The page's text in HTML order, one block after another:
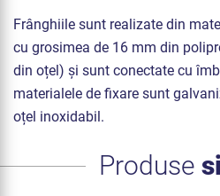
Frânghiile sunt realizate din
cu grosimea de 16 mm din
din oțel) și sunt conectate cu
materialele de fixare sunt
oțel inoxidabil.
Produse